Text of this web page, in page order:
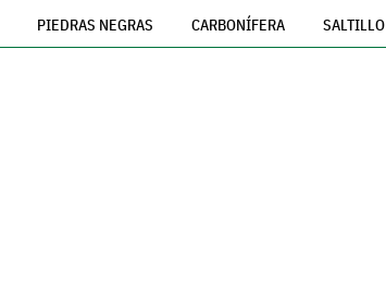
PIEDRAS NEGRAS CARBONÍFERA SALTILLO